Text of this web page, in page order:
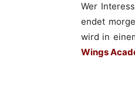
Wer
endet
wird in
Wings